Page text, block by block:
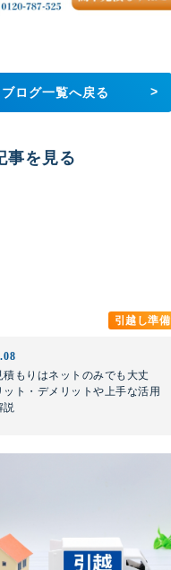
ブログ一覧へ戻る >
事を見る
積もりはネットのみでも大丈
ット・デメリットや上手な活用
説
引越し準備